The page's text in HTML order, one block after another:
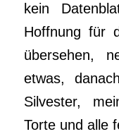
kein
Hoffnung für
übersehen,
etwas,
Silvester,
Torte und alle